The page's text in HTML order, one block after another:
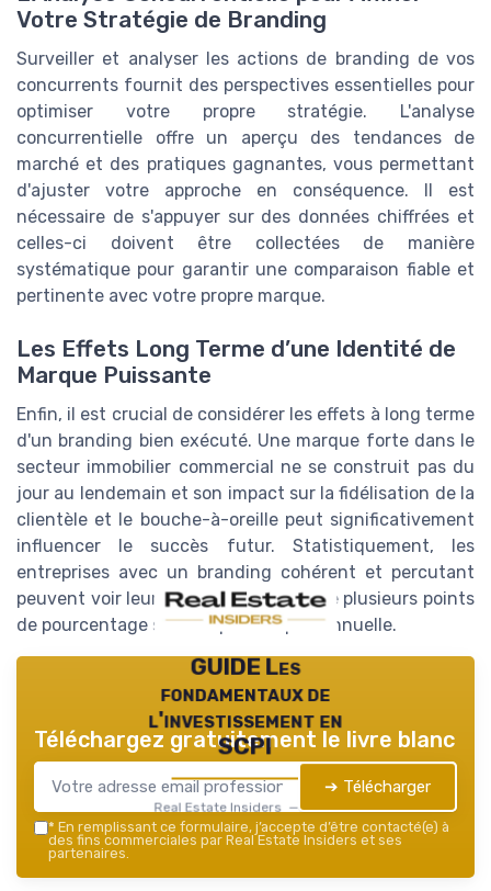
Votre Stratégie de Branding
Surveiller et analyser les actions de branding de vos
concurrents fournit des perspectives essentielles pour
optimiser votre propre stratégie. L'analyse
concurrentielle offre un aperçu des tendances de
marché et des pratiques gagnantes, vous permettant
d'ajuster votre approche en conséquence. Il est
nécessaire de s'appuyer sur des données chiffrées et
celles-ci doivent être collectées de manière
systématique pour garantir une comparaison fiable et
pertinente avec votre propre marque.
Les Effets Long Terme d’une Identité de
Marque Puissante
Enfin, il est crucial de considérer les effets à long terme
d'un branding bien exécuté. Une marque forte dans le
secteur immobilier commercial ne se construit pas du
jour au lendemain et son impact sur la fidélisation de la
clientèle et le bouche-à-oreille peut significativement
influencer le succès futur. Statistiquement, les
entreprises avec un branding cohérent et percutant
peuvent voir leur valeur augmenter de plusieurs points
de pourcentage sur une période pluriannuelle.
GUIDE Les
fondamentaux de
l'investissement en
SCPI
Real Estate Insiders — 2026
Téléchargez gratuitement le livre blanc
➔ Télécharger
* En remplissant ce formulaire, j’accepte d’être contacté(e) à
des fins commerciales par Real Estate Insiders et ses
partenaires.